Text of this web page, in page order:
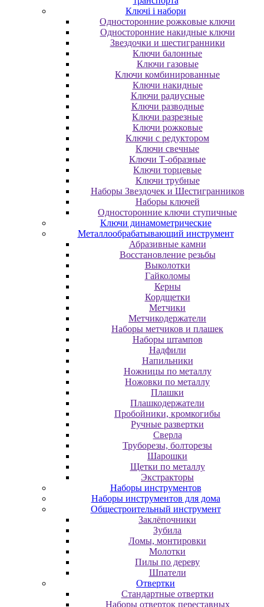
Ключі і набори
Oднocтopoнниe poжкoвыe ключи
Oднocтopoнниe нaкидныe ключи
Звездочки и шестигранники
Ключи балонные
Ключи газовые
Ключи комбинированные
Ключи накидные
Ключи радиусные
Ключи разводные
Ключи разрезные
Ключи рожковые
Ключи с редуктором
Ключи свечные
Ключи Т-образные
Ключи торцевые
Ключи трубные
Наборы Звездочек и Шестигранников
Наборы ключей
Односторонние ключи ступичные
Ключи динамометрические
Металлообрабатывающий инструмент
Абразивные камни
Восстановление резьбы
Выколотки
Гайколомы
Керны
Кордщетки
Метчики
Метчикодержатели
Наборы метчиков и плашек
Наборы штампов
Надфили
Напильники
Ножницы по металлу
Ножовки по металлу
Плашки
Плашкодержатели
Пробойники, кромкогибы
Ручные развертки
Сверла
Труборезы, болторезы
Шарошки
Щетки по металлу
Экcтpaктopы
Наборы инструментов
Наборы инструментов для дома
Общестроительный инструмент
Заклёпочники
Зубила
Ломы, монтировки
Молотки
Пилы по дереву
Шпатели
Отвертки
Cтандартные отвертки
Наборы отверток переставных